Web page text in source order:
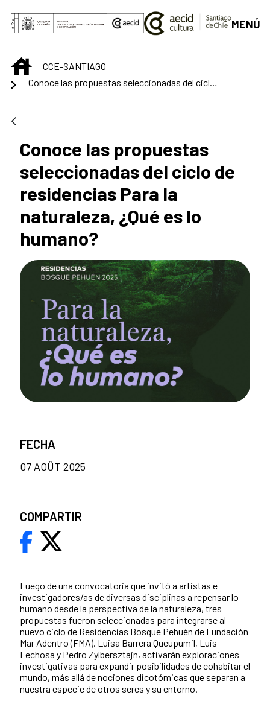
Saut au contenu principal
MENÚ
INICIOCCE-SANTIAGO
Conoce las propuestas
seleccionadas del ciclo de
residencias Para la
naturaleza, ¿Qué es lo
humano?
Luego de una convocatoria que invitó a artistas e
investigadores/as de diversas disciplinas a repensar lo
humano desde la perspectiva de la naturaleza, tres
propuestas fueron seleccionadas para integrarse al
nuevo ciclo de Residencias Bosque Pehuén de Fundación
Mar Adentro (FMA). Luisa Barrera Queupumil, Luis
Lechosa y Pedro Zylbersztajn, activarán exploraciones
investigativas para expandir posibilidades de cohabitar el
mundo, más allá de nociones dicotómicas que separan a
nuestra especie de otros seres y su entorno.
FECHA
07 AOÛT 2025
COMPARTIR